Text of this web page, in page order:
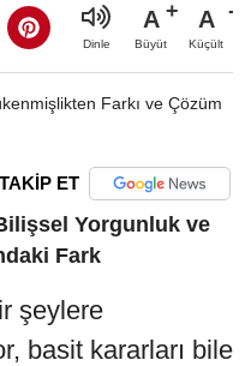
Dinle
A
Büyüt
A
Küçült
TAKİP ET
Yorgunluk ve
Fark
şeylere
basit kararları bile